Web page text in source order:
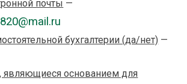
почты —
бухгалтерии (да/нет) —
основанием для